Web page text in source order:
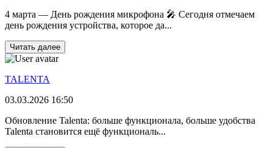
4 марта — День рождения микрофона 🎤 Сегодня отмечаем
день рождения устройства, которое да...
Читать далее
TALENTA
03.03.2026 16:50
Обновление Talenta: больше функционала, больше удобства
Talenta становится ещё функциональ...